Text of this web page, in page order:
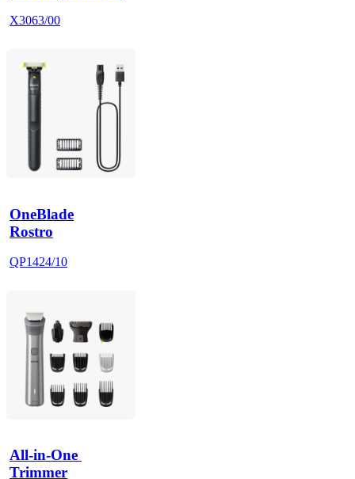
X3063/00
OneBlade
Rostro
QP1424/10
All-in-One
Trimmer